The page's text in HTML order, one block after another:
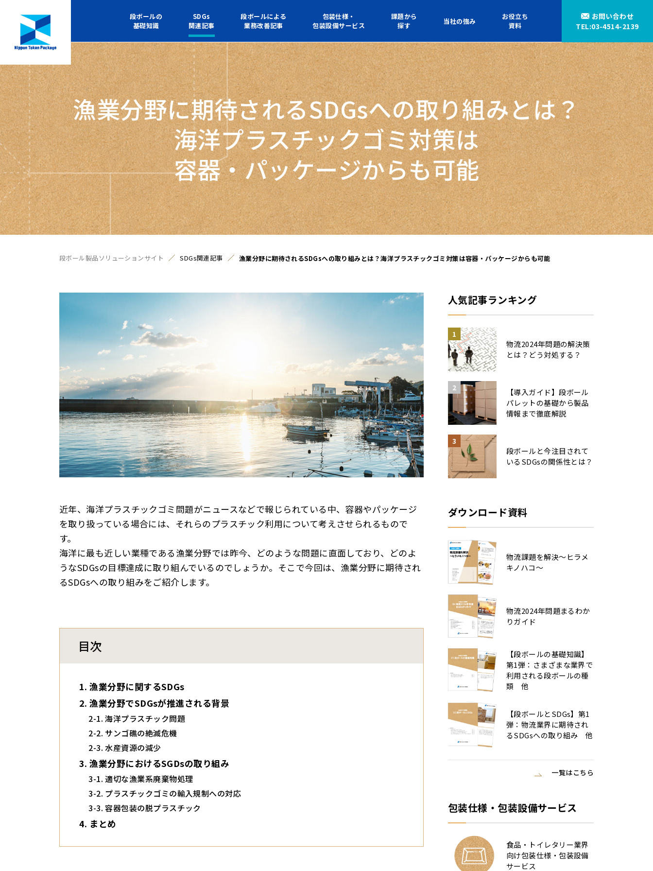
段ボールの
基礎知識
SDGs
関連記事
段ボールによる
業務改善記事
包装仕様・
包装設備サービス
課題から
探す
当社の強み
お役立ち
資料
お問い合わせ
TEL:03-4514-2139
漁業分野に期待されるSDGsへの取り組みとは？
海洋プラスチックゴミ対策は
容器・パッケージからも可能
段ボール製品ソリューションサイト SDGs関連記事 漁業分野に期待されるSDGsへの取り組みとは？海洋プラスチックゴミ対策は容器・パッケージからも可能
近年、海洋プラスチックゴミ問題がニュースなどで報じられている中、容器やパッケージ
を取り扱っている場合には、それらのプラスチック利用について考えさせられるもので
す。
海洋に最も近しい業種である漁業分野では昨今、どのような問題に直面しており、どのよ
うなSDGsの目標達成に取り組んでいるのでしょうか。そこで今回は、漁業分野に期待され
るSDGsへの取り組みをご紹介します。
目次
漁業分野に関するSDGs
漁業分野でSDGsが推進される背景
海洋プラスチック問題
サンゴ礁の絶滅危機
水産資源の減少
漁業分野におけるSGDsの取り組み
適切な漁業系廃棄物処理
プラスチックゴミの輸入規制への対応
容器包装の脱プラスチック
まとめ
人気記事ランキング
物流2024年問題の解決策
とは？どう対処する？
【導入ガイド】段ボール
パレットの基礎から製品
情報まで徹底解説
段ボールと今注目されて
いるSDGsの関係性とは？
ダウンロード資料
物流課題を解決～ヒラメ
キノハコ～
物流2024年問題まるわか
りガイド
【段ボールの基礎知識】
第1弾：さまざまな業界で
利用される段ボールの種
類 他
【段ボールとSDGs】第1
弾：物流業界に期待され
るSDGsへの取り組み 他
一覧はこちら
包装仕様・包装設備サービス
食品・トイレタリー業界
向け包装仕様・包装設備
サービス